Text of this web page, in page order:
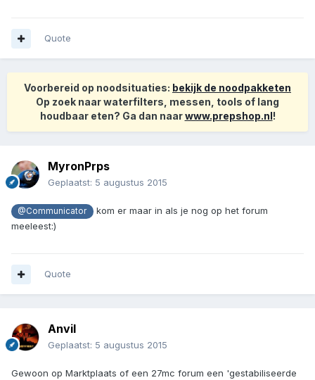
Quote
Voorbereid op noodsituaties: bekijk de noodpakketen
Op zoek naar waterfilters, messen, tools of lang
houdbaar eten? Ga dan naarwww.prepshop.nl!
MyronPrps
Geplaatst: 5 augustus 2015
@Communicator
kom er maar in als je nog op het forum
meeleest:)
Quote
Anvil
Geplaatst: 5 augustus 2015
Gewoon op Marktplaats of een 27mc forum een 'gestabiliseerde